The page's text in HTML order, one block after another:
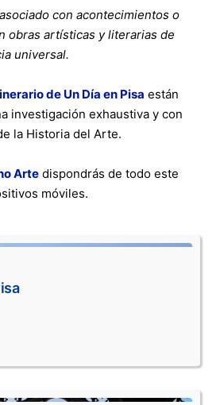
con acontecimientos o
obras artísticas y literarias de
universal.
de Un Día en Pisa están
investigación exhaustiva y con
la Historia del Arte.
Arte dispondrás de todo este
móviles.